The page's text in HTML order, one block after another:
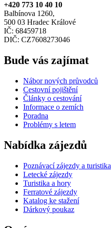
+420 773 10 40 10
Balbínova 1260,
500 03 Hradec Králové
IČ: 68459718
DIČ: CZ7608273046
Bude vás zajímat
Nábor nových průvodců
Cestovní pojištění
Články o cestování
Informace o zemích
Poradna
Problémy s letem
Nabídka zájezdů
Poznávací zájezdy a turistika
Letecké zájezdy
Turistika a hory
Ferratové zájezdy
Katalog ke stažení
Dárkový poukaz